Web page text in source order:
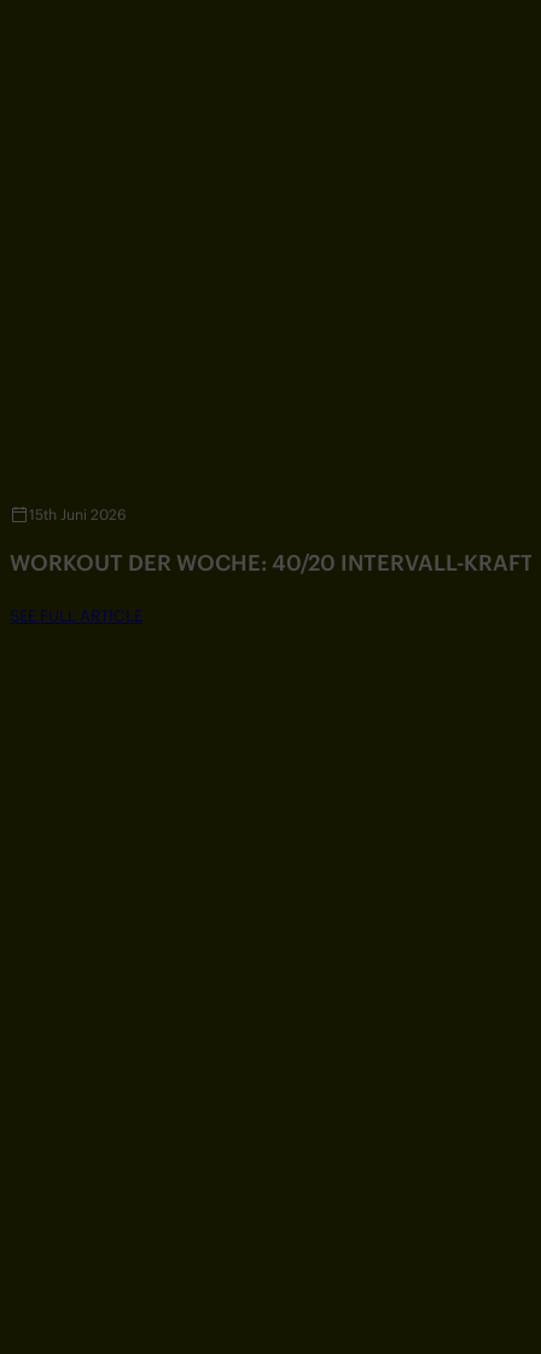
15th Juni 2026
WORKOUT DER WOCHE: 40/20 INTERVALL-
SEE FULL ARTICLE